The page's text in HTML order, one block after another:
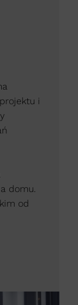
i
domu.
od